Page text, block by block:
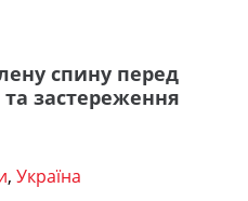
спину перед
застереження
, Україна